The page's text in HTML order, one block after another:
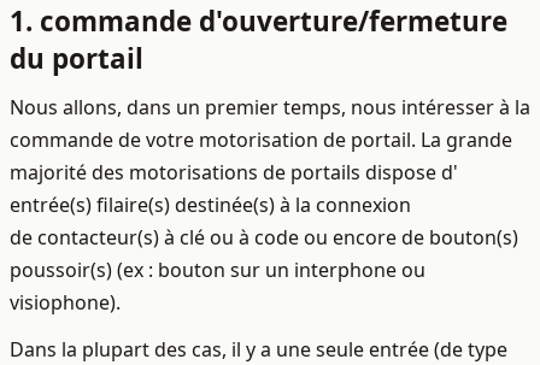
1. commande d'ouverture/fermeture
du portail
Nous allons, dans un premier temps, nous intéresser à la
commande de votre motorisation de portail. La grande
majorité des motorisations de portails dispose d'
entrée(s) filaire(s) destinée(s) à la connexion
de contacteur(s) à clé ou à code ou encore de bouton(s)
poussoir(s) (ex : bouton sur un interphone ou
visiophone).
Dans la plupart des cas, il y a une seule entrée (de type